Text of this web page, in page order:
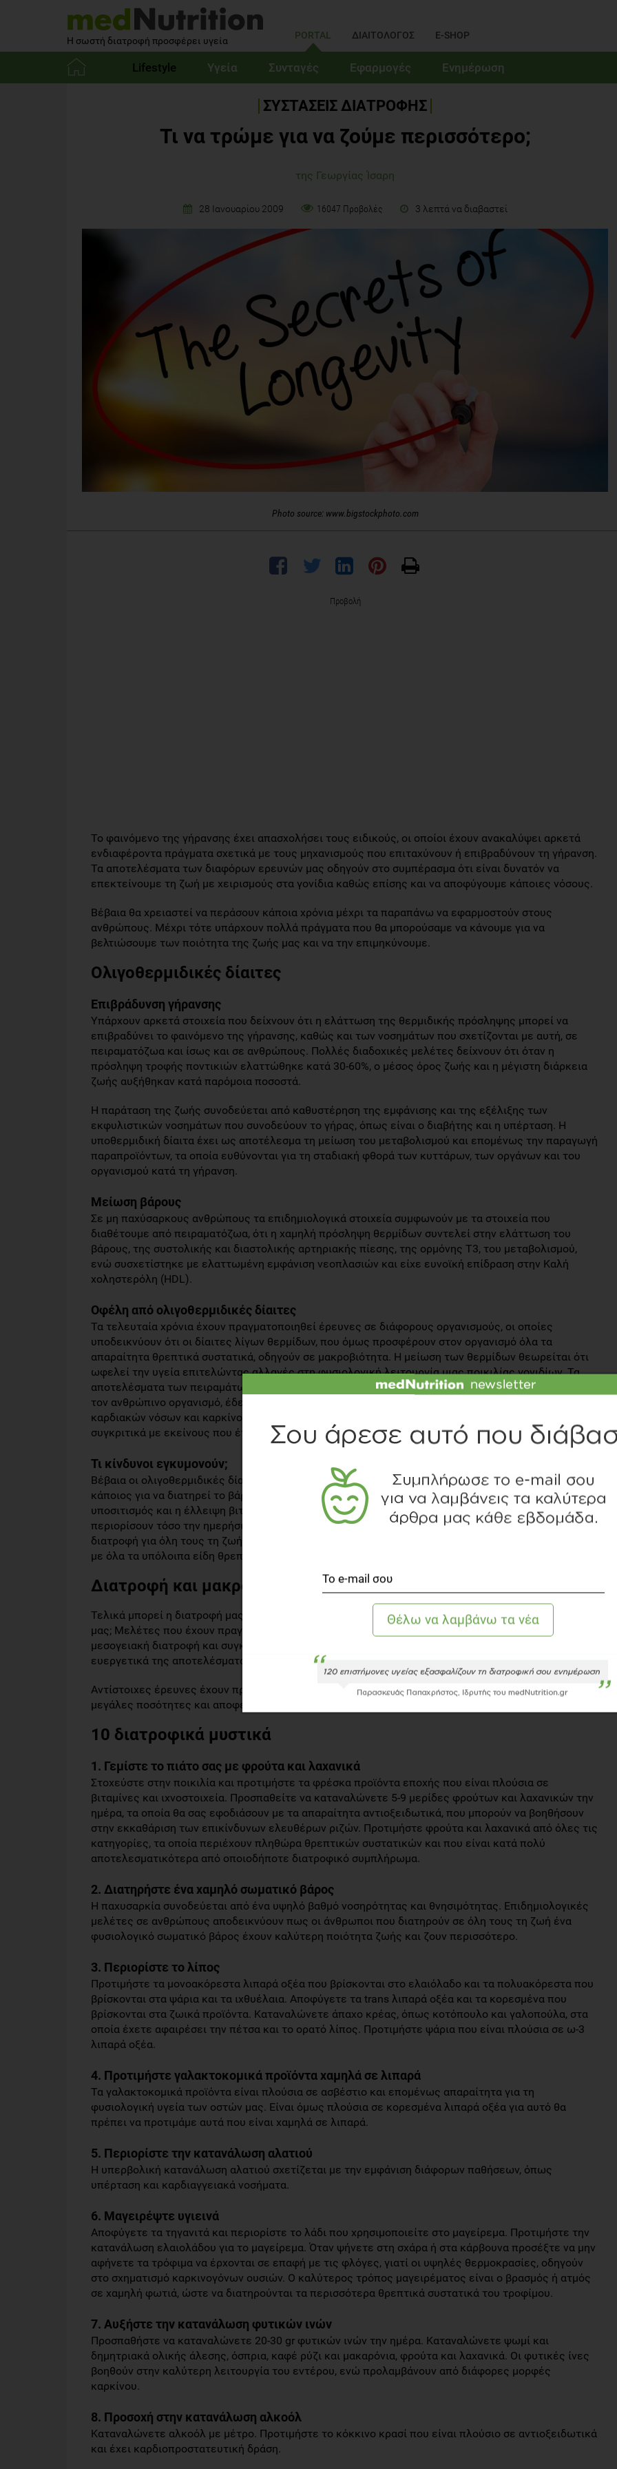
Η σωστή διατροφή προσφέρει υγεία PORTAL ΔΙΑΙΤΟΛΟΓΟΣ E-SHOP
Lifestyle Υγεία Συνταγές Εφαρμογές Ενημέρωση
ΣΥΣΤΑΣΕΙΣ ΔΙΑΤΡΟΦΗΣ
Τι να τρώμε για να ζούμε περισσότερο;
της Γεωργίας Ίσαρη
28 Ιανουαρίου 2009 16047 Προβολές 3 λεπτά να διαβαστεί
Photo source: www.bigstockphoto.com
Προβολή
Το φαινόμενο της γήρανσης έχει απασχολήσει τους ειδικούς, οι οποίοι έχουν ανακαλύψει αρκετά
ενδιαφέροντα πράγματα σχετικά με τους μηχανισμούς που επιταχύνουν ή επιβραδύνουν τη γήρανση.
Τα αποτελέσματα των διαφόρων ερευνών μας οδηγούν στο συμπέρασμα ότι είναι δυνατόν να
επεκτείνουμε τη ζωή με χειρισμούς στα γονίδια καθώς επίσης και να αποφύγουμε κάποιες νόσους.
Βέβαια θα χρειαστεί να περάσουν κάποια χρόνια μέχρι τα παραπάνω να εφαρμοστούν στους
ανθρώπους. Μέχρι τότε υπάρχουν πολλά πράγματα που θα μπορούσαμε να κάνουμε για να
βελτιώσουμε των ποιότητα της ζωής μας και να την επιμηκύνουμε.
Ολιγοθερμιδικές δίαιτες
Επιβράδυνση γήρανσης
Υπάρχουν αρκετά στοιχεία που δείχνουν ότι η ελάττωση της θερμιδικής πρόσληψης μπορεί να
επιβραδύνει το φαινόμενο της γήρανσης, καθώς και των νοσημάτων που σχετίζονται με αυτή, σε
πειραματόζωα και ίσως και σε ανθρώπους. Πολλές διαδοχικές μελέτες δείχνουν ότι όταν η
πρόσληψη τροφής ποντικιών ελαττώθηκε κατά 30-60%, ο μέσος όρος ζωής και η μέγιστη διάρκεια
ζωής αυξήθηκαν κατά παρόμοια ποσοστά.
Η παράταση της ζωής συνοδεύεται από καθυστέρηση της εμφάνισης και της εξέλιξης των
εκφυλιστικών νοσημάτων που συνοδεύουν το γήρας, όπως είναι ο διαβήτης και η υπέρταση. Η
υποθερμιδική δίαιτα έχει ως αποτέλεσμα τη μείωση του μεταβολισμού και επομένως την παραγωγή
παραπροϊόντων, τα οποία ευθύνονται για τη σταδιακή φθορά των κυττάρων, των οργάνων και του
οργανισμού κατά τη γήρανση.
Μείωση βάρους
Σε μη παχύσαρκους ανθρώπους τα επιδημιολογικά στοιχεία συμφωνούν με τα στοιχεία που
διαθέτουμε από πειραματόζωα, ότι η χαμηλή πρόσληψη θερμίδων συντελεί στην ελάττωση του
βάρους, της συστολικής και διαστολικής αρτηριακής πίεσης, της ορμόνης Τ3, του μεταβολισμού,
ενώ συσχετίστηκε με ελαττωμένη εμφάνιση νεοπλασιών και είχε ευνοϊκή επίδραση στην Καλή
χοληστερόλη (HDL).
Οφέλη από ολιγοθερμιδικές δίαιτες
Τα τελευταία χρόνια έχουν πραγματοποιηθεί έρευνες σε διάφορους οργανισμούς, οι οποίες
υποδεικνύουν ότι οι δίαιτες λίγων θερμίδων, που όμως προσφέρουν στον οργανισμό όλα τα
απαραίτητα θρεπτικά συστατικά, οδηγούν σε μακροβιότητα. Η μείωση των θερμίδων θεωρείται ότι
ωφελεί την υγεία επιτελώντας αλλαγές στη φυσιολογική λειτουργία μιας ποικιλίας γονιδίων. Τα
αποτελέσματα των πειραμάτων σε πιθήκους Rhesus, οι οποίοι έχουν πολλά κοινά χαρακτηριστικά με
τον ανθρώπινο οργανισμό, έδειξαν σημαντικά χαμηλότερη επίπτωση ελκών, καταρρακτών,
καρδιακών νόσων και καρκίνου στους πιθήκους που διατηρήθηκαν σε μια ολιγοθερμιδική δίαιτα,
συγκριτικά με εκείνους που έτρωγαν ότι ήθελαν.
Τι κίνδυνοι εγκυμονούν;
Βέβαια οι ολιγοθερμιδικές δίαιτες (μείωση κατά 30-50% των θερμίδων που πρέπει να καταναλώνει
κάποιος για να διατηρεί το βάρος του σε φυσιολογικά επίπεδα) εγκυμονούν κινδύνους όπως ο
υποσιτισμός και η έλλειψη βιταμινών. Από την άλλη, λίγοι άνθρωποι είναι διατεθειμένοι να
περιορίσουν τόσο την ημερήσια θερμιδική τους πρόσληψη και να ακολουθήσουν μια τόσο αυστηρή
διατροφή για όλη τους τη ζωή, ενώ θα πρέπει να εξασφαλίσουν τη σωστή διατροφική τους κάλυψη,
με όλα τα υπόλοιπα είδη θρεπτικών συστατικών.
Διατροφή και μακροβιότητα
Τελικά μπορεί η διατροφή μας να συμβάλλει στη βελτίωση και την αύξηση της διάρκειας της ζωής
μας; Μελέτες που έχουν πραγματοποιηθεί σε ανθρώπους υποστηρίζουν πως αυτό είναι εφικτό. Η
μεσογειακή διατροφή και συγκεκριμένα η Κρητική διατροφή έχει μελετηθεί παγκοσμίως για τα
ευεργετικά της αποτελέσματα στην υγεία και τη μακροζωία.
Αντίστοιχες έρευνες έχουν πραγματοποιηθεί σε λαούς της ανατολής που καταναλώνουν ψάρια σε
μεγάλες ποσότητες και αποφεύγουν την κατανάλωση κρέατος.
10 διατροφικά μυστικά
1. Γεμίστε το πιάτο σας με φρούτα και λαχανικά
Στοχεύστε στην ποικιλία και προτιμήστε τα φρέσκα προϊόντα εποχής που είναι πλούσια σε
βιταμίνες και ιχνοστοιχεία. Προσπαθείτε να καταναλώνετε 5-9 μερίδες φρούτων και λαχανικών την
ημέρα, τα οποία θα σας εφοδιάσουν με τα απαραίτητα αντιοξειδωτικά, που μπορούν να βοηθήσουν
στην εκκαθάριση των επικίνδυνων ελευθέρων ριζών. Προτιμήστε φρούτα και λαχανικά από όλες τις
κατηγορίες, τα οποία περιέχουν πληθώρα θρεπτικών συστατικών και που είναι κατά πολύ
αποτελεσματικότερα από οποιοδήποτε διατροφικό συμπλήρωμα.
2. Διατηρήστε ένα χαμηλό σωματικό βάρος
Η παχυσαρκία συνοδεύεται από ένα υψηλό βαθμό νοσηρότητας και θνησιμότητας. Επιδημιολογικές
μελέτες σε ανθρώπους αποδεικνύουν πως οι άνθρωποι που διατηρούν σε όλη τους τη ζωή ένα
φυσιολογικό σωματικό βάρος έχουν καλύτερη ποιότητα ζωής και ζουν περισσότερο.
3. Περιορίστε το λίπος
Προτιμήστε τα μονοακόρεστα λιπαρά οξέα που βρίσκονται στο ελαιόλαδο και τα πολυακόρεστα που
βρίσκονται στα ψάρια και τα ιχθυέλαια. Αποφύγετε τα trans λιπαρά οξέα και τα κορεσμένα που
βρίσκονται στα ζωικά προϊόντα. Καταναλώνετε άπαχο κρέας, όπως κοτόπουλο και γαλοπούλα, στα
οποία έχετε αφαιρέσει την πέτσα και το ορατό λίπος. Προτιμήστε ψάρια που είναι πλούσια σε ω-3
λιπαρά οξέα.
4. Προτιμήστε γαλακτοκομικά προϊόντα χαμηλά σε λιπαρά
Τα γαλακτοκομικά προϊόντα είναι πλούσια σε ασβέστιο και επομένως απαραίτητα για τη
φυσιολογική υγεία των οστών μας. Είναι όμως πλούσια σε κορεσμένα λιπαρά οξέα για αυτό θα
πρέπει να προτιμάμε αυτά που είναι χαμηλά σε λιπαρά.
5. Περιορίστε την κατανάλωση αλατιού
Η υπερβολική κατανάλωση αλατιού σχετίζεται με την εμφάνιση διάφορων παθήσεων, όπως
υπέρταση και καρδιαγγειακά νοσήματα.
6. Μαγειρέψτε υγιεινά
Αποφύγετε τα τηγανιτά και περιορίστε το λάδι που χρησιμοποιείτε στο μαγείρεμα. Προτιμήστε την
κατανάλωση ελαιολάδου για το μαγείρεμα. Όταν ψήνετε στη σχάρα ή στα κάρβουνα προσέξτε να μην
αφήνετε τα τρόφιμα να έρχονται σε επαφή με τις φλόγες, γιατί οι υψηλές θερμοκρασίες, οδηγούν
στο σχηματισμό καρκινογόνων ουσιών. Ο καλύτερος τρόπος μαγειρέματος είναι ο βρασμός ή ατμός
σε χαμηλή φωτιά, ώστε να διατηρούνται τα περισσότερα θρεπτικά συστατικά του τροφίμου.
7. Αυξήστε την κατανάλωση φυτικών ινών
Προσπαθήστε να καταναλώνετε 20-30 gr φυτικών ινών την ημέρα. Καταναλώνετε ψωμί και
δημητριακά ολικής άλεσης, όσπρια, καφέ ρύζι και μακαρόνια, φρούτα και λαχανικά. Οι φυτικές ίνες
βοηθούν στην καλύτερη λειτουργία του εντέρου, ενώ προλαμβάνουν από διάφορες μορφές
καρκίνου.
8. Προσοχή στην κατανάλωση αλκοόλ
Καταναλώνετε αλκοόλ με μέτρο. Προτιμήστε το κόκκινο κρασί που είναι πλούσιο σε αντιοξειδωτικά
και έχει καρδιοπροστατευτική δράση.